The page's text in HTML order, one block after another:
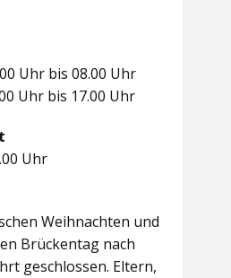
Uhr bis 08.00 Uhr
Uhr bis 17.00 Uhr
Uhr
Weihnachten und
Brückentag nach
geschlossen. Eltern,